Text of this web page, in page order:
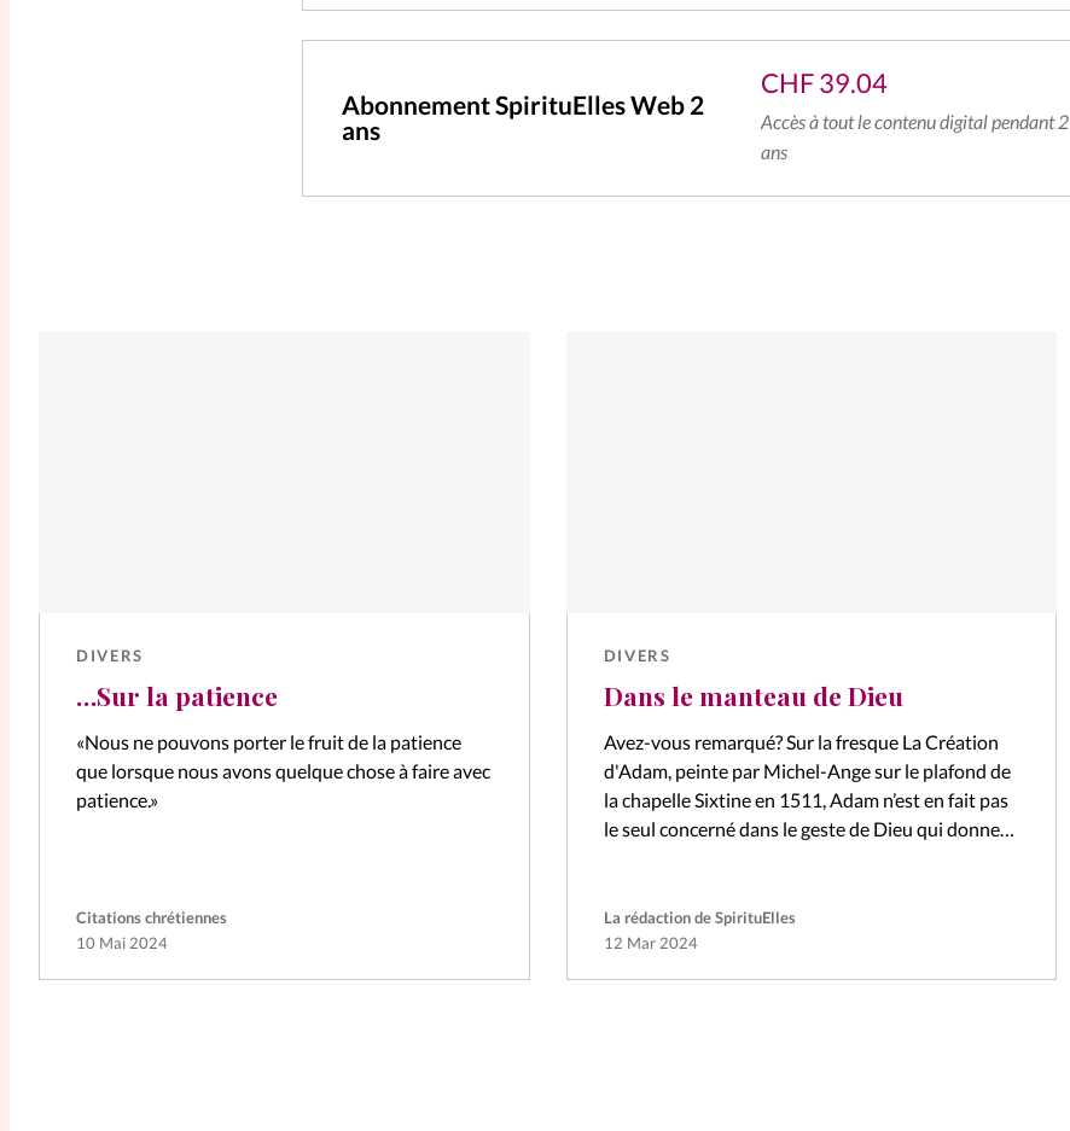
Abonnement SpirituElles Web 2
ans
CHF39.04
Accès à tout le contenu digital pendant 2
ans
DIVERS
…Sur la patience
«Nous ne pouvons porter le fruit de la patience
que lorsque nous avons quelque chose à faire avec
patience.»
Citations chrétiennes
10 Mai 2024
DIVERS
Dans le manteau de Dieu
Avez-vous remarqué? Sur la fresque La Création
d'Adam, peinte par Michel-Ange sur le plafond de
la chapelle Sixtine en 1511, Adam n’est en fait pas
le seul concerné dans le geste de Dieu qui donne…
La rédaction de SpirituElles
12 Mar 2024